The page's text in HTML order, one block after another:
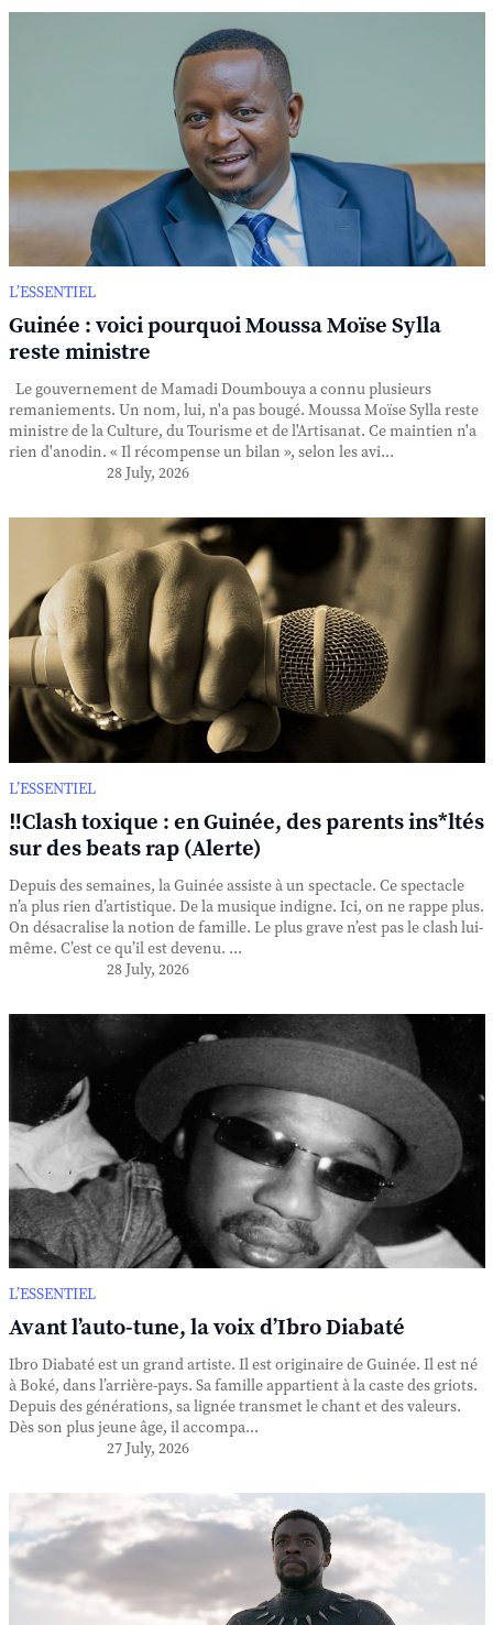
L’ESSENTIEL
Guinée : voici pourquoi Moussa Moïse Sylla
reste ministre
Le gouvernement de Mamadi Doumbouya a connu plusieurs
remaniements. Un nom, lui, n'a pas bougé. Moussa Moïse Sylla reste
ministre de la Culture, du Tourisme et de l'Artisanat. Ce maintien n'a
rien d'anodin. « Il récompense un bilan », selon les avi...
28 July, 2026
L’ESSENTIEL
‼️Clash toxique : en Guinée, des parents ins*ltés
sur des beats rap (Alerte)
Depuis des semaines, la Guinée assiste à un spectacle. Ce spectacle
n’a plus rien d’artistique. De la musique indigne. Ici, on ne rappe plus.
On désacralise la notion de famille. Le plus grave n’est pas le clash lui-
même. C’est ce qu’il est devenu. ...
28 July, 2026
L’ESSENTIEL
Avant l’auto-tune, la voix d’Ibro Diabaté
Ibro Diabaté est un grand artiste. Il est originaire de Guinée. Il est né
à Boké, dans l’arrière-pays. Sa famille appartient à la caste des griots.
Depuis des générations, sa lignée transmet le chant et des valeurs.
Dès son plus jeune âge, il accompa...
27 July, 2026